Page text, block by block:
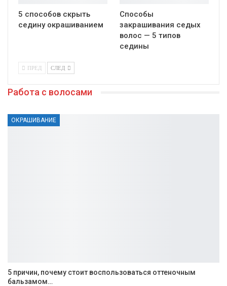
5 способов скрыть
седину окрашиванием
Способы
закрашивания седых
волос — 5 типов
седины
ПРЕД СЛЕД
Работа с волосами
ОКРАШИВАНИЕ
5 причин, почему стоит воспользоваться оттеночным
бальзамом…